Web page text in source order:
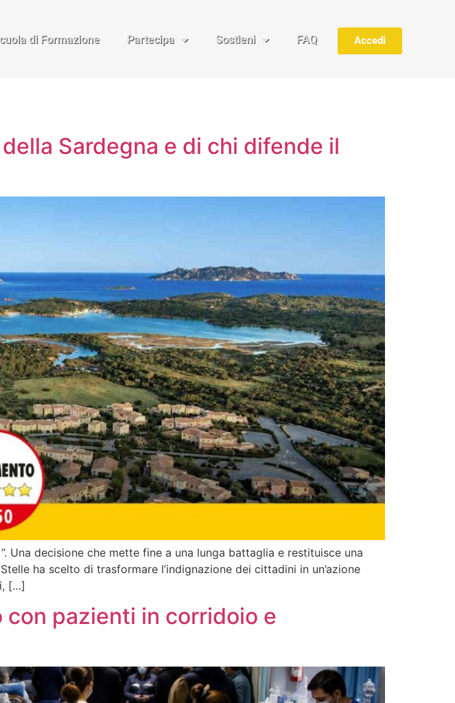
di Formazione Partecipa Sostieni FAQ Accedi
Sardegna e di chi difende il
Una decisione che mette fine a una lunga battaglia e restituisce una
ha scelto di trasformare l’indignazione dei cittadini in un’azione
[…]
con pazienti in corridoio e